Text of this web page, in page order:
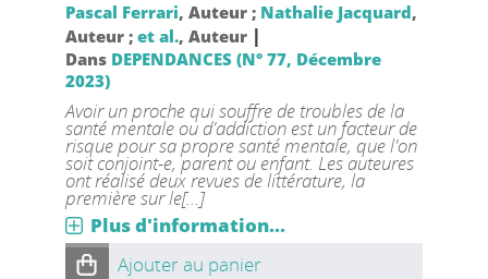
Pascal Ferrari, Auteur ; Nathalie Jacquard,
Auteur ; et al., Auteur |
Dans DEPENDANCES (N° 77, Décembre
2023)
Avoir un proche qui souffre de troubles de la
santé mentale ou d'addiction est un facteur de
risque pour sa propre santé mentale, que l'on
soit conjoint-e, parent ou enfant. Les auteures
ont réalisé deux revues de littérature, la
première sur le[...]
Plus d'information...
Ajouter au panier